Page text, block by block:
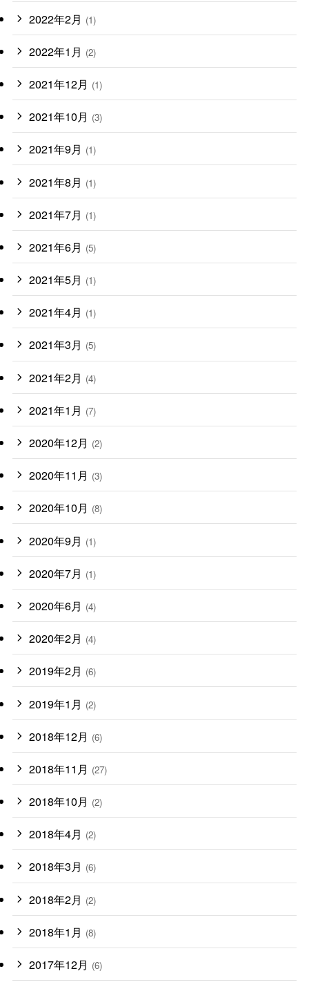
2022年2月 (1)
2022年1月 (2)
2021年12月 (1)
2021年10月 (3)
2021年9月 (1)
2021年8月 (1)
2021年7月 (1)
2021年6月 (5)
2021年5月 (1)
2021年4月 (1)
2021年3月 (5)
2021年2月 (4)
2021年1月 (7)
2020年12月 (2)
2020年11月 (3)
2020年10月 (8)
2020年9月 (1)
2020年7月 (1)
2020年6月 (4)
2020年2月 (4)
2019年2月 (6)
2019年1月 (2)
2018年12月 (6)
2018年11月 (27)
2018年10月 (2)
2018年4月 (2)
2018年3月 (6)
2018年2月 (2)
2018年1月 (8)
2017年12月 (6)